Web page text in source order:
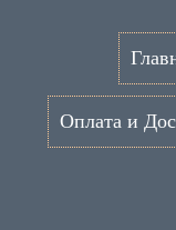
Оплата и